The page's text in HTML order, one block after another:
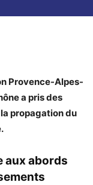
Provence-Alpes-
a pris des
propagation du
aux abords